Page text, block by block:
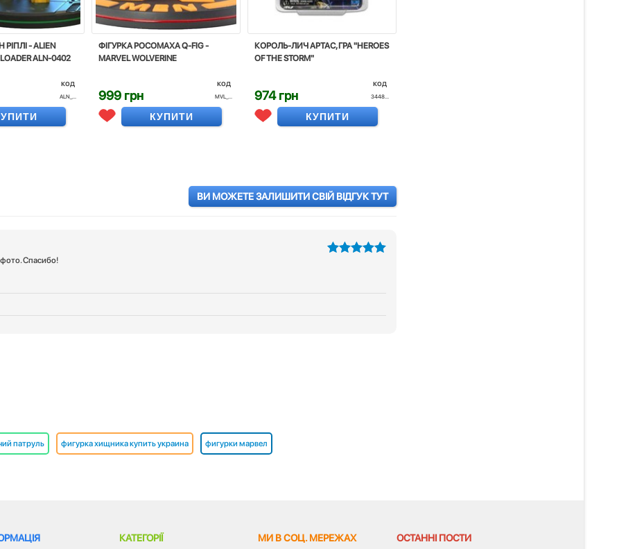
- ALIEN
LOADER ALN-0402
код
ALN_...
ФIГУРКА РОСОМАХА Q-FIG -
MARVEL WOLVERINE
999 грн
код
MVL_...
КУПИТИ
КОРОЛЬ-ЛИЧ АРТАС, ГРА "HEROES
OF THE STORM"
974 грн
код
3448...
КУПИТИ
ВИ МОЖЕТЕ ЗАЛИШИТИ СВІЙ ВІДГУК ТУТ
фото. Спасибо!
патруль фигурка хищника купить украина фигурки марвел
КАТЕГОРІЇ МИ В СОЦ. МЕРЕЖАХ ОСТАННІ ПОСТИ